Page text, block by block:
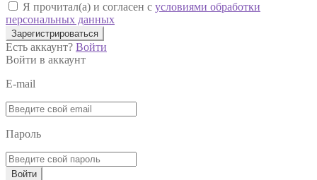
Я прочитал(а) и согласен с условиями обработки
персональных данных
Зарегистрироваться
Есть аккаунт? Войти
Войти в аккаунт
E-mail
Пароль
Войти